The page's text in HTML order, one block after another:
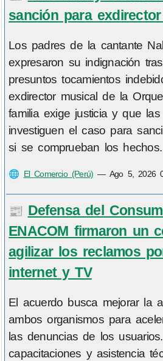
sanción para
Los padres de la cantante
expresaron su indignación
presuntos tocamientos
exdirector musical de la
familia exige justicia y que las
investiguen el caso para
si se comprueban los hechos.
🌐 El Comercio (Perú) — Ago 5, 2026
📰 Defensa del
ENACOM firmaron un
agilizar los reclamos
internet y TV
El acuerdo busca mejorar la
ambos organismos para
las denuncias de los
capacitaciones y asistencia